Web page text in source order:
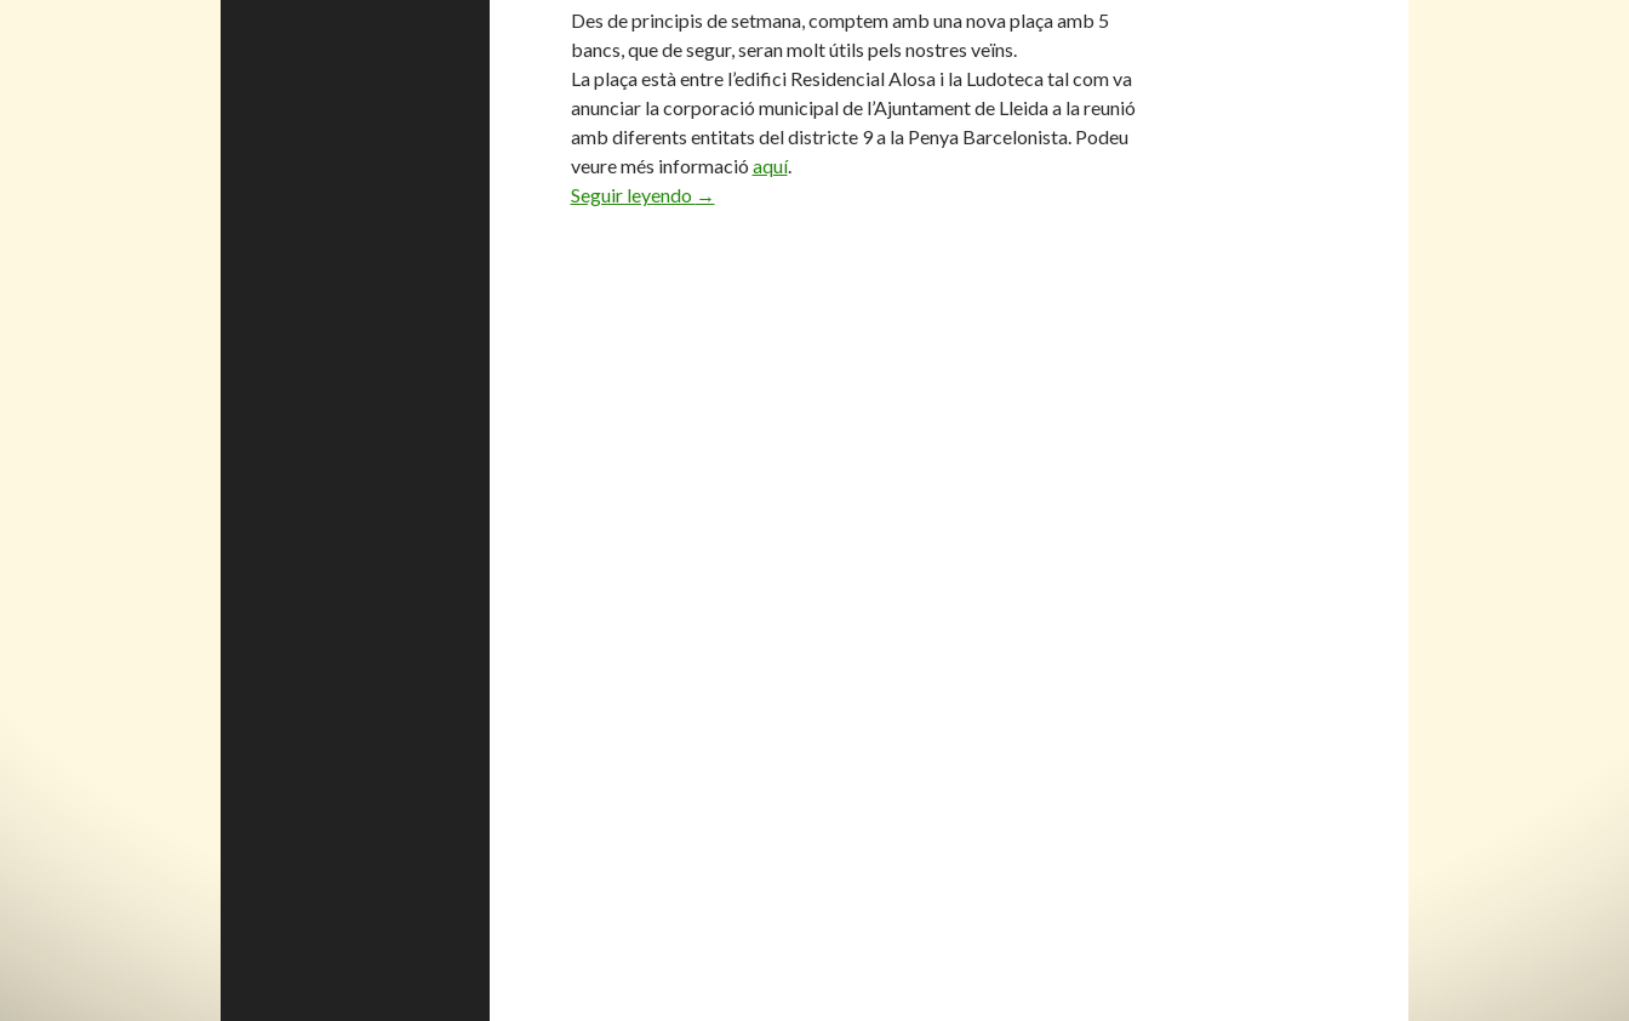
Des de principis de setmana, comptem amb una nova plaça amb 5
bancs, que de segur, seran molt útils pels nostres veïns.
La plaça està entre l’edifici Residencial Alosa i la Ludoteca tal com va
anunciar la corporació municipal de l’Ajuntament de Lleida a la reunió
amb diferents entitats del districte 9 a la Penya Barcelonista. Podeu
veuremés informació aquí.
Seguir leyendo Nova Plaça
→